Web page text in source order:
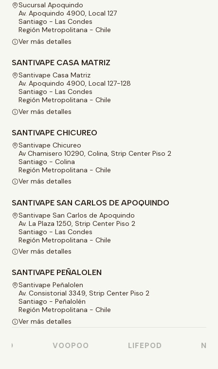
Sucursal Apoquindo
Av. Apoquindo 4900, Local 127
Santiago - Las Condes
Región Metropolitana - Chile
Ver más detalles
SANTIVAPE CASA MATRIZ
Santivape Casa Matriz
Av. Apoquindo 4900, Local 127-128
Santiago - Las Condes
Región Metropolitana - Chile
Ver más detalles
SANTIVAPE CHICUREO
Santivape Chicureo
Av Chamisero 10290, Colina, Strip Center Piso 2
Santiago - Colina
Región Metropolitana - Chile
Ver más detalles
SANTIVAPE SAN CARLOS DE APOQUINDO
Santivape San Carlos de Apoquindo
Av. La Plaza 1250, Strip Center Piso 2
Santiago - Las Condes
Región Metropolitana - Chile
Ver más detalles
SANTIVAPE PEÑALOLEN
Santivape Peñalolen
Av. Consistorial 3349, Strip Center Piso 2
Santiago - Peñalolén
Región Metropolitana - Chile
Ver más detalles
VOOPOO LIFEPOD